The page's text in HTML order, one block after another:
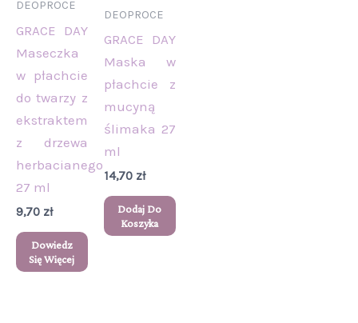
DEOPROCE
GRACE DAY
Maseczka
w płachcie
do twarzy z
ekstraktem
z drzewa
herbacianego
27 ml
9,70 zł
Dowiedz
Się Więcej
DEOPROCE
GRACE DAY
Maska w
płachcie z
mucyną
ślimaka 27
ml
14,70 zł
Dodaj Do
Koszyka